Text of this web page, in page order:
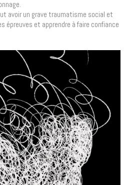
avoir un grave traumatisme social et
épreuves et apprendre à faire confiance